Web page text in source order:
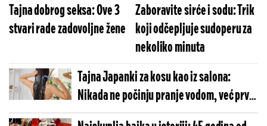
Tajna dobrog seksa: Ove 3
stvari rade zadovoljne žene
Zaboravite sirće i sodu: Trik
koji odčepljuje sudoperu za
nekoliko minuta
Tajna Japanki za kosu kao iz salona:
Nikada ne počinju pranje vodom, već prvo
rade trik od 5 minuta